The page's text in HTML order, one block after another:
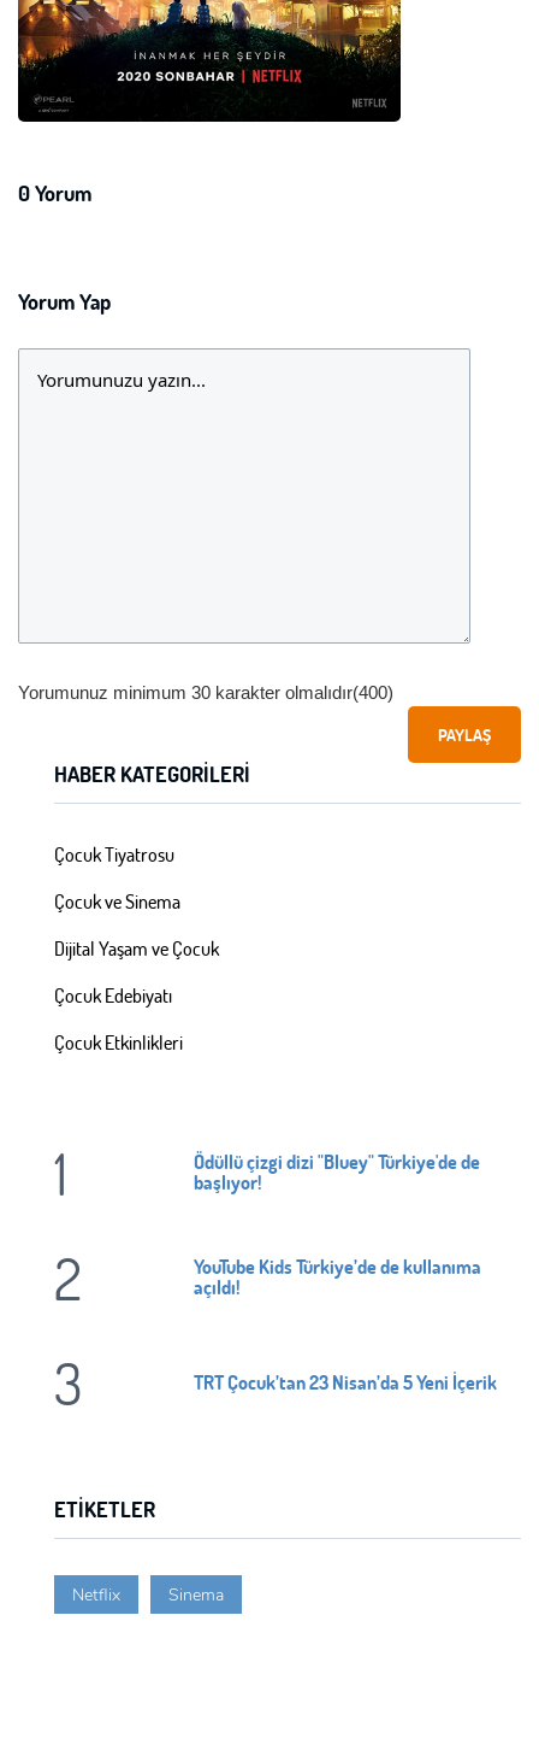
Şifre:
Şifre:
0 Yorum
Yorum Yap
Yorumunuz minimum 30 karakter olmalıdır(400)
PAYLAŞ
HABER KATEGORILERI
Çocuk Tiyatrosu
Çocuk ve Sinema
Dijital Yaşam ve Çocuk
Çocuk Edebiyatı
Çocuk Etkinlikleri
1
Ödüllü çizgi dizi "Bluey" Türkiye'de de
başlıyor!
2
YouTube Kids Türkiye’de de kullanıma
açıldı!
3 TRT Çocuk’tan 23 Nisan’da 5 Yeni İçerik
ETIKETLER
Netflix Sinema